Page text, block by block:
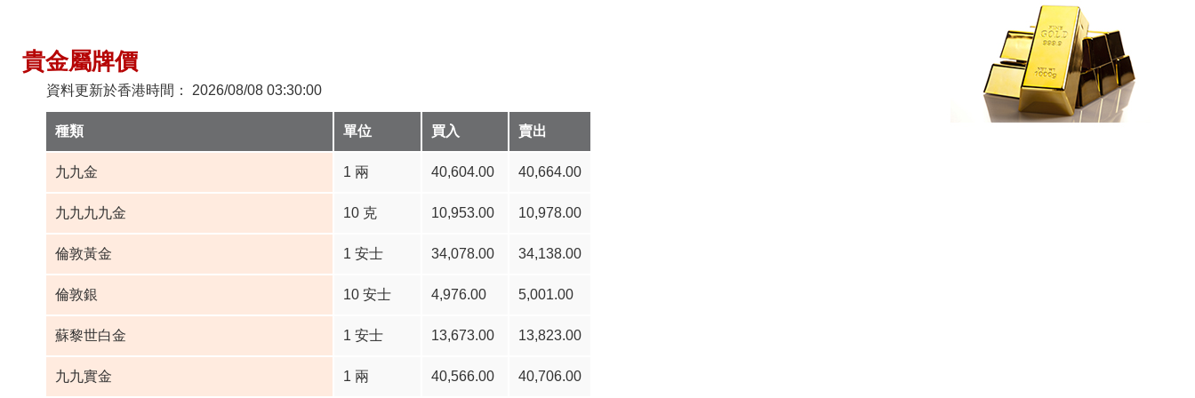
貴金屬牌價
資料更新於香港時間： 2026/08/08 03:30:00
種類 單位 買入 賣出
九九金 1 兩 40,604.00 40,664.00
九九九九金 10 克 10,953.00 10,978.00
倫敦黃金 1 安士 34,078.00 34,138.00
倫敦銀 10 安士 4,976.00 5,001.00
蘇黎世白金 1 安士 13,673.00 13,823.00
九九實金 1 兩 40,566.00 40,706.00